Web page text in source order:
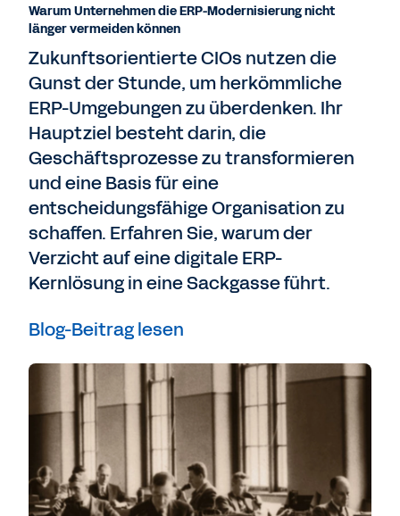
Warum Unternehmen die ERP-Modernisierung nicht
länger vermeiden können
Zukunftsorientierte CIOs nutzen die
Gunst der Stunde, um herkömmliche
ERP-Umgebungen zu überdenken. Ihr
Hauptziel besteht darin, die
Geschäftsprozesse zu transformieren
und eine Basis für eine
entscheidungsfähige Organisation zu
schaffen. Erfahren Sie, warum der
Verzicht auf eine digitale ERP-
Kernlösung in eine Sackgasse führt.
Blog-Beitrag lesen